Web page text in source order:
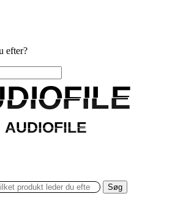
efter?
AUDIOFILE
AUDIOFILE
Søg